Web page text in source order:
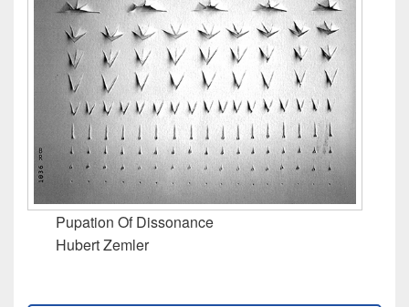
Pupation Of Dissonance
Hubert Zemler